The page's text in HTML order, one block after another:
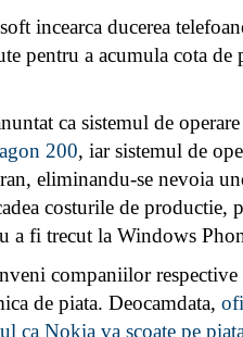
incearca ducerea
pentru a acumula cota de
ca sistemul de
200, iar sistemul de
eliminandu-se nevoia
costurile de productie,
a fi trecut la Windows
companiilor respective
de piata. Deocamdata,
ca Nokia va scoate pe